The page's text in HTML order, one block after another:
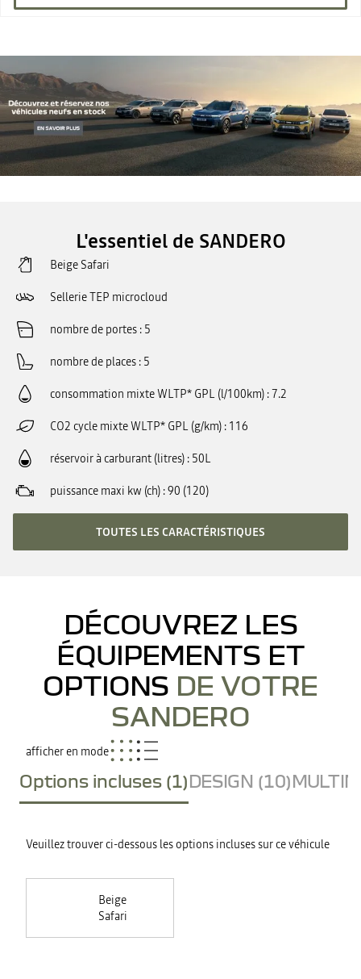
L'essentiel de SANDERO
Beige Safari
Sellerie TEP microcloud
nombre de portes 5
nombre de places 5
consommation mixte WLTP* GPL (l/100km) 7.2
CO2 cycle mixte WLTP* GPL (g/km) 116
réservoir à carburant (litres) 50L
puissance maxi kw (ch) 90 (120)
TOUTES LES CARACTÉRISTIQUES
DÉCOUVREZ LES
ÉQUIPEMENTS ET
OPTIONS DE VOTRE
SANDERO
afficher en mode
Options incluses (1)DESIGN (10)
Veuillez trouver ci-dessous les options incluses sur ce véhicule
Beige
Safari